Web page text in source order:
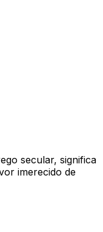
secular, significa
imerecido de